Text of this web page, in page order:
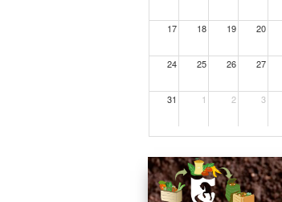
17 18 19 20
24 25 26 27
31 1 2 3